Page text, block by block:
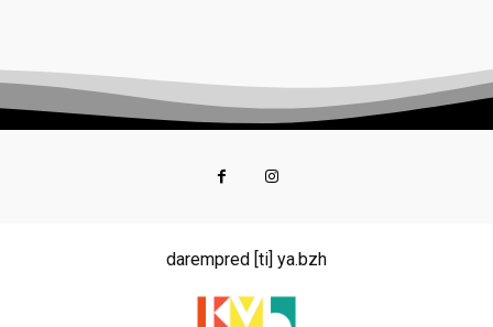
darempred [ti] ya.bzh